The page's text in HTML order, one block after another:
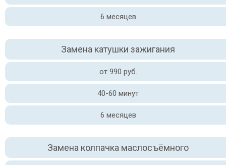
6 месяцев
Замена катушки зажигания
от 990 руб.
40-60 минут
6 месяцев
Замена колпачка маслосъёмного